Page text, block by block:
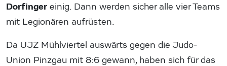
Dorfinger einig. Dann werden sicher alle vier Teams
mit Legionären aufrüsten.
Da UJZ Mühlviertel auswärts gegen die Judo-
Union Pinzgau mit 8:6 gewann, haben sich für das